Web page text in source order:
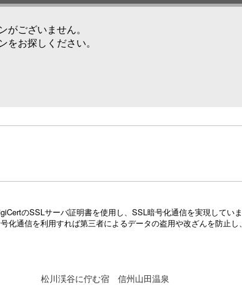
ございません。
お探しください。
のSSLサーバ証明書を使用し、SSL暗号化通信を実現してい
化通信を利用すれば第三者によるデータの盗用や改ざんを防止
松川渓谷に佇む宿 信州山田温泉